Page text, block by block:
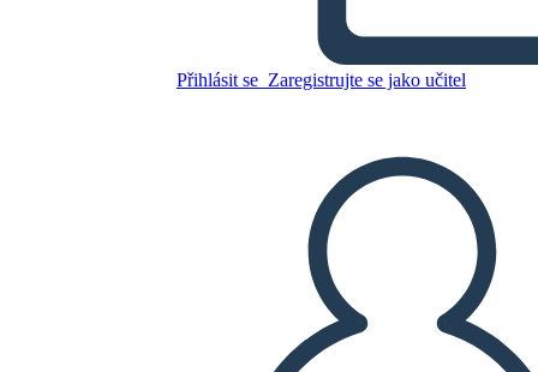
Přihlásit se Zaregistrujte se jako učitel
Zkopírujte tento scénář
PŘEHRÁT PREZENTACI
PŘEČTI MI